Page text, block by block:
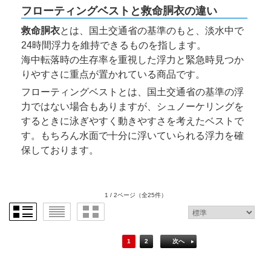
フローティングベストと救命胴衣の違い
救命胴衣とは、国土交通省の基準のもと、淡水中で
24時間浮力を維持できるものを指します。
海中転落時の生存率を重視した浮力と緊急時見つか
りやすさに重点が置かれている商品です。
フローティングベストとは、国土交通省の基準の浮
力ではない場合もありますが、シュノーケリングを
するときに泳ぎやすく動きやすさを考えたベストで
す。もちろん水面で十分に浮いていられる浮力を確
保しております。
1 / 2ページ （全25件）
1 2 次へ